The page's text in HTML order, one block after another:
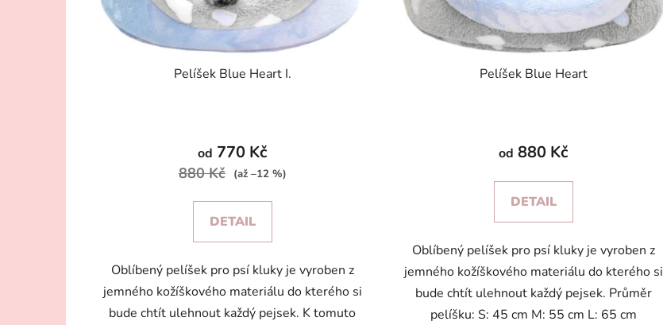
Pelíšek Blue Heart I.
od 770 Kč
880 Kč (až –12 %)
DETAIL
Oblíbený pelíšek pro psí kluky je vyroben z
jemného kožíškového materiálu do kterého si
bude chtít ulehnout každý pejsek. K tomuto
Pelíšek Blue Heart
od 880 Kč
DETAIL
Oblíbený pelíšek pro psí kluky je vyroben z
jemného kožíškového materiálu do kterého si
bude chtít ulehnout každý pejsek. Průměr
pelíšku: S: 45 cm M: 55 cm L: 65 cm